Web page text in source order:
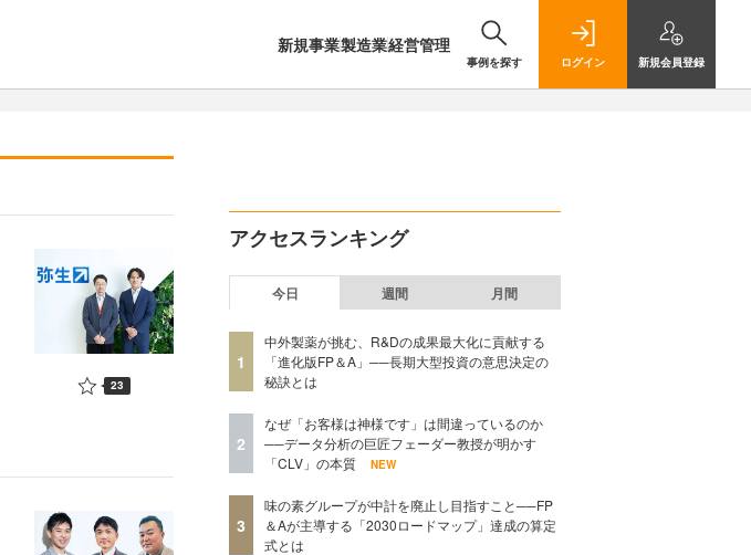
新規事業製造業経営管理
事例を探す ログイン 新規会員登録
23
アクセスランキング
今日 週間 月間
1
中外製薬が挑む、R&Dの成果最大化に貢献する
「進化版FP＆A」──長期大型投資の意思決定の
秘訣とは
2
なぜ「お客様は神様です」は間違っているのか
──データ分析の巨匠フェーダー教授が明かす
「CLV」の本質
NEW
3
味の素グループが中計を廃止し目指すこと──FP
＆Aが主導する「2030ロードマップ」達成の算定
式とは